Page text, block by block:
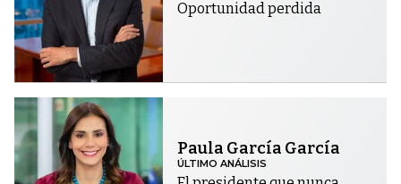
Oportunidad perdida
Paula García García
ÚLTIMO ANÁLISIS